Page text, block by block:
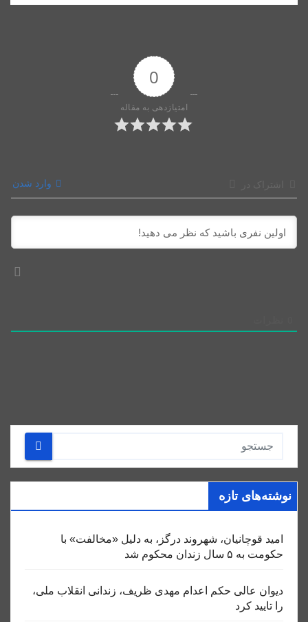
0
امتیازدهی به مقاله
وارد شدن
نوشته‌های تازه
امید قوچانیان، شهروند درگز، به دلیل «مخالفت» با
حکومت به ۵ سال زندان محکوم شد
دیوان عالی حکم اعدام مهدی ظریف، زندانی انقلاب ملی،
را تایید کرد